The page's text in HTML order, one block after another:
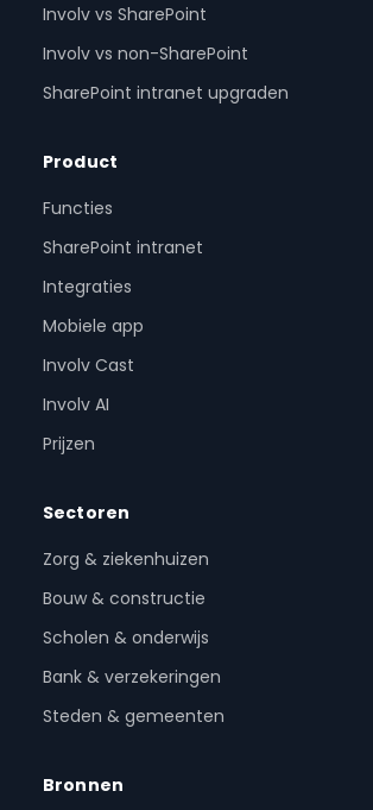
Involv vs SharePoint
Involv vs non-SharePoint
SharePoint intranet upgraden
Product
Functies
SharePoint intranet
Integraties
Mobiele app
Involv Cast
Involv AI
Prijzen
Sectoren
Zorg & ziekenhuizen
Bouw & constructie
Scholen & onderwijs
Bank & verzekeringen
Steden & gemeenten
Bronnen